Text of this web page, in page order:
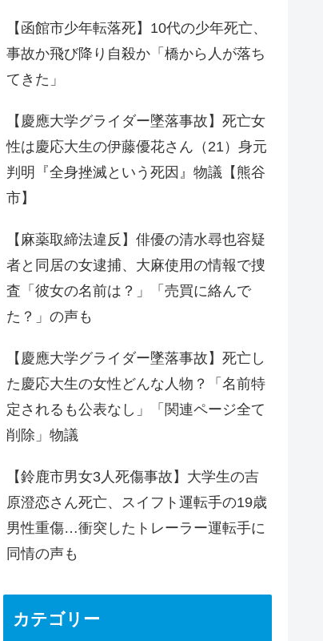
【函館市少年転落死】10代の少年死亡、
事故か飛び降り自殺か「橋から人が落ち
てきた」
【慶應大学グライダー墜落事故】死亡女
性は慶応大生の伊藤優花さん（21）身元
判明『全身挫滅という死因』物議【熊谷
市】
【麻薬取締法違反】俳優の清水尋也容疑
者と同居の女逮捕、大麻使用の情報で捜
査「彼女の名前は？」「売買に絡んで
た？」の声も
【慶應大学グライダー墜落事故】死亡し
た慶応大生の女性どんな人物？「名前特
定されるも公表なし」「関連ページ全て
削除」物議
【鈴鹿市男女3人死傷事故】大学生の吉
原澄恋さん死亡、スイフト運転手の19歳
男性重傷…衝突したトレーラー運転手に
同情の声も
カテゴリー